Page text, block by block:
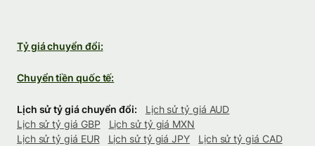
Tỷ giá chuyển đổi:
Chuyển tiền quốc tế:
Lịch sử tỷ giá chuyển đổi:
Lịch sử tỷ giá AUD
Lịch sử tỷ giá GBP
Lịch sử tỷ giá MXN
Lịch sử tỷ giá EUR
Lịch sử tỷ giá JPY
Lịch sử tỷ giá CAD